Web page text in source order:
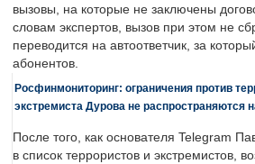
вызовы, на которые не заключены
словам экспертов, вызов при этом не
переводится на автоответчик, за
абонентов.
Росфинмониторинг: ограничения против
экстремиста Дурова не распространяются
После того, как основателя Telegram
в список террористов и экстремистов,